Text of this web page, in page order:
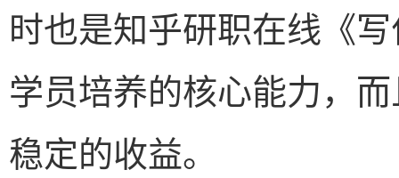
时也是知乎研职在线《
学员培养的核心能力，
稳定的收益。